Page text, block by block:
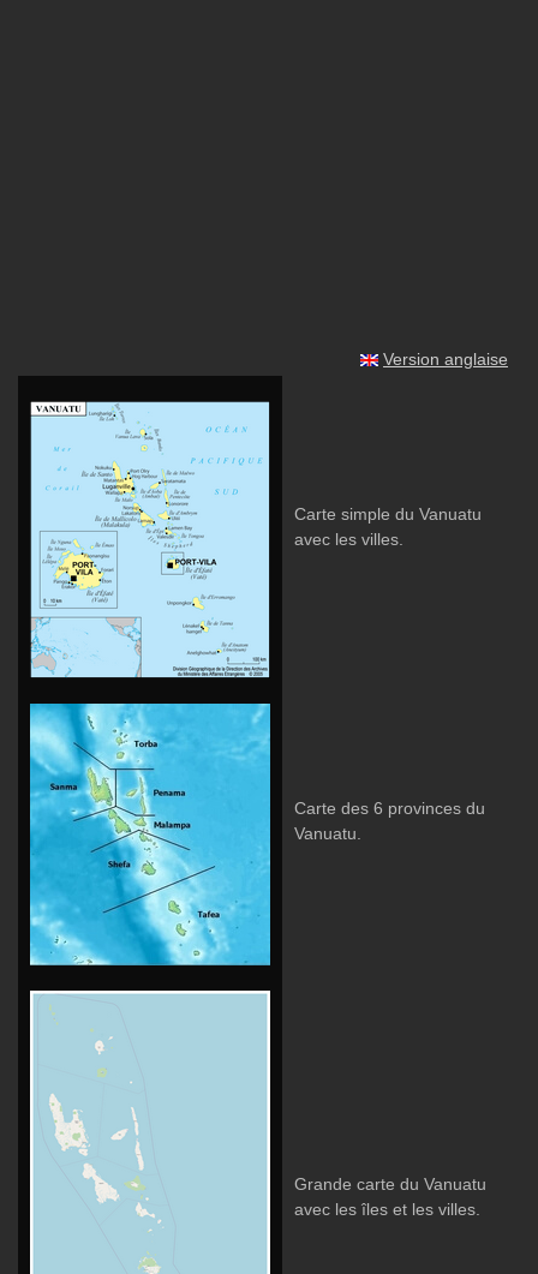
Version anglaise
Carte simple du Vanuatu
avec les villes.
Carte des 6 provinces du
Vanuatu.
Grande carte du Vanuatu
avec les îles et les villes.